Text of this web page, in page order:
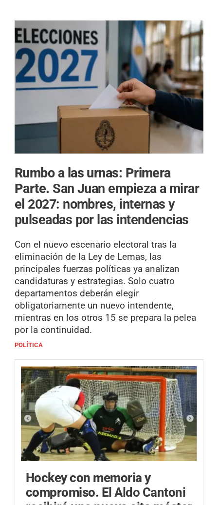
Rumbo a las urnas: Primera
Parte. San Juan empieza a mirar
el 2027: nombres, internas y
pulseadas por las intendencias
Con el nuevo escenario electoral tras la
eliminación de la Ley de Lemas, las
principales fuerzas políticas ya analizan
candidaturas y estrategias. Solo cuatro
departamentos deberán elegir
obligatoriamente un nuevo intendente,
mientras en los otros 15 se prepara la pelea
por la continuidad.
POLÍTICA
Hockey con memoria y
compromiso. El Aldo Cantoni